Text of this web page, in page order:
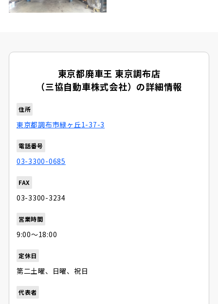
東京都廃車王 東京調布店
（三協自動車株式会社）の詳細情報
住所
東京都調布市緑ヶ丘1-37-3
電話番号
03-3300-0685
FAX
03-3300-3234
営業時間
9:00〜18:00
定休日
第二土曜、日曜、祝日
代表者